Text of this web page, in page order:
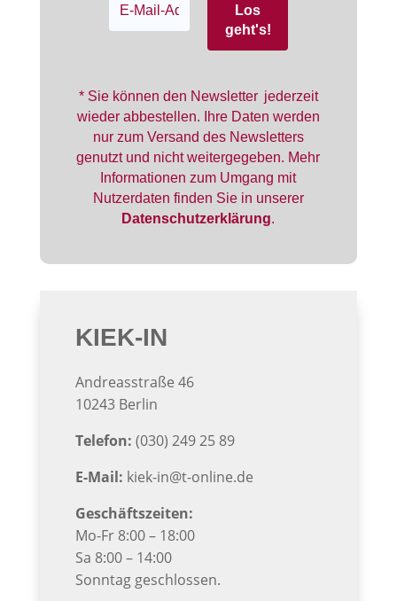
* Sie können den Newsletter jederzeit
wieder abbestellen. Ihre Daten werden
nur zum Versand des Newsletters
genutzt und nicht weitergegeben. Mehr
Informationen zum Umgang mit
Nutzerdaten finden Sie in unserer
Datenschutzerklärung.
KIEK-IN
Andreasstraße 46
10243 Berlin
Telefon: (030) 249 25 89
E-Mail: kiek-in@t-online.de
Geschäftszeiten:
Mo-Fr 8:00 – 18:00
Sa 8:00 – 14:00
Sonntag geschlossen.